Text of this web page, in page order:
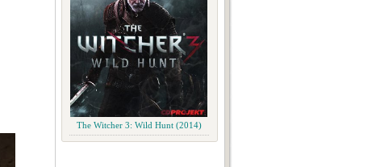
The Witcher 3: Wild Hunt (2014)